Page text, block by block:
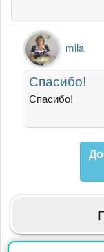
Ответ
на
Очень
аппетитные
и
от
mila
Спасибо!
Спасибо!